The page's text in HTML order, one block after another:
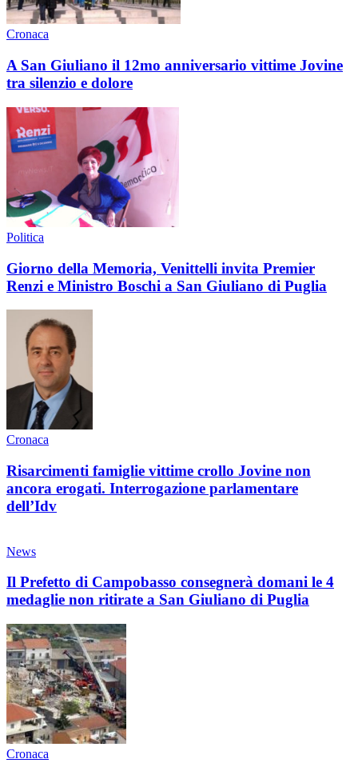
Cronaca
A San Giuliano il 12mo anniversario vittime Jovine
tra silenzio e dolore
Politica
Giorno della Memoria, Venittelli invita Premier
Renzi e Ministro Boschi a San Giuliano di Puglia
Cronaca
Risarcimenti famiglie vittime crollo Jovine non
ancora erogati. Interrogazione parlamentare
dell’Idv
News
Il Prefetto di Campobasso consegnerà domani le 4
medaglie non ritirate a San Giuliano di Puglia
Cronaca